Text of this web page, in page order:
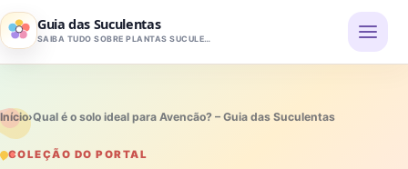
Pular para o conteúdo
Guia das Suculentas
SAIBA TUDO SOBRE PLANTAS SUCULENTAS
Início›Qual é o solo ideal para Avencão? – Guia das Suculentas
COLEÇÃO DO PORTAL